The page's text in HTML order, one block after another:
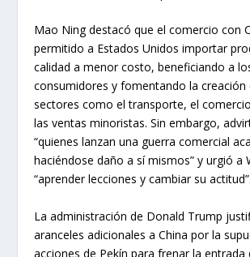
Mao Ning destacó que el comercio con
permitido a Estados Unidos importar
calidad a menor costo, beneficiando a
consumidores y fomentando la creación
sectores como el transporte, el
las ventas minoristas. Sin embargo,
“quienes lanzan una guerra comercial
haciéndose daño a sí mismos” y urgió a
“aprender lecciones y cambiar su actitud”.
La administración de Donald Trump
aranceles adicionales a China por la
acciones de Pekín para frenar la entrada